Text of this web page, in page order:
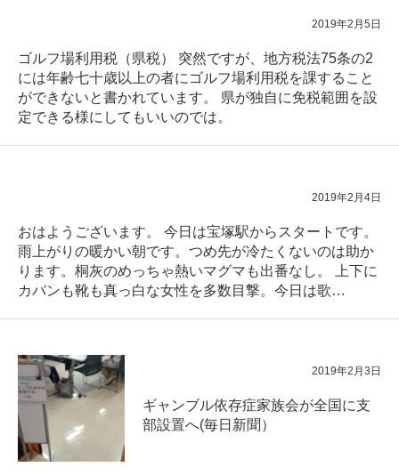
2019年2月5日
ゴルフ場利用税（県税） 突然ですが、地方税法75条の2
には年齢七十歳以上の者にゴルフ場利用税を課すること
ができないと書かれています。 県が独自に免税範囲を設
定できる様にしてもいいのでは。
2019年2月4日
おはようございます。 今日は宝塚駅からスタートです。
雨上がりの暖かい朝です。つめ先が冷たくないのは助か
ります。桐灰のめっちゃ熱いマグマも出番なし。 上下に
カバンも靴も真っ白な女性を多数目撃。今日は歌…
2019年2月3日
ギャンブル依存症家族会が全国に支
部設置へ(毎日新聞）